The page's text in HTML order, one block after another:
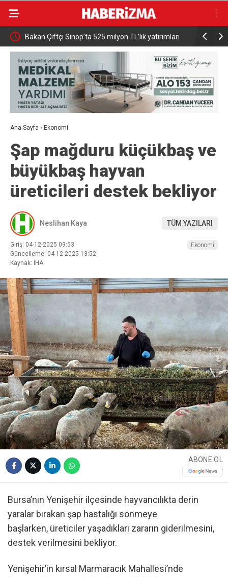
Bakan Çiftçi Sinop’ta 525 milyon TL’lik yatırımları
açtı: “Devlet vatandaşına daha hızlı ulaşacak”
Ana Sayfa › Ekonomi
Şap mağduru küçükbaş ve
büyükbaş hayvan
üreticileri destek bekliyor
Neslihan Kaya TÜM YAZILARI
Giriş: 04-12-2025 09:53
Güncelleme: 04-12-2025 13:52
Kaynak: İHA
Ekonomi
ABONE OL
Bursa’nın Yenişehir ilçesinde hayvancılıkta derin
yaralar bırakan şap hastalığı sönmeye
başlarken, üreticiler yaşadıkları zararın giderilmesini,
destek verilmesini bekliyor.
Yenişehir’in kırsal Marmaracık Mahallesi’nde